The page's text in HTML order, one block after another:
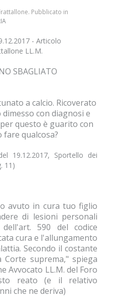
Pubblicato in
SBAGLIATO
a calcio. Ricoverato
con diagnosi e
questo è guarito con
qualcosa?
19.12.2017, Sportello dei
11)
avuto in cura tuo figlio
di lesioni personali
590 del codice
cura e l'allungamento
Secondo il costante
suprema," spiega
Avvocato LL.M. del Foro
reato (e il relativo
che ne deriva)